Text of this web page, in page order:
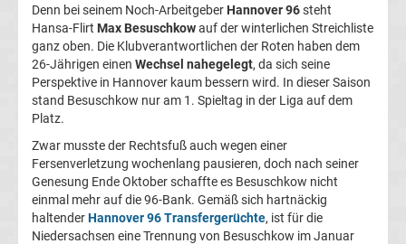
FC
Nürnberg
Transfergerüchte
1.
FC
Denn bei seinem Noch-Arbeitgeber Hannover 96steht
Hansa-Flirt Max Besuschkowauf der winterlichen Streichliste
ganz oben. Die Klubverantwortlichen der Roten haben dem
26-Jährigen einen Wechsel nahegelegt, da sich seine
Perspektive in Hannover kaum bessern wird. In dieser Saison
stand Besuschkow nur am 1. Spieltag in der Liga auf dem
Platz.
Zwar musste der Rechtsfuß auch wegen einer
Fersenverletzung wochenlang pausieren, doch nach seiner
Genesung Ende Oktober schaffte es Besuschkow nicht
einmal mehr auf die 96-Bank. Gemäß sich hartnäckig
haltenderHannover 96 Transfergerüchte, ist für die
Niedersachsen eine Trennung von Besuschkow im Januar